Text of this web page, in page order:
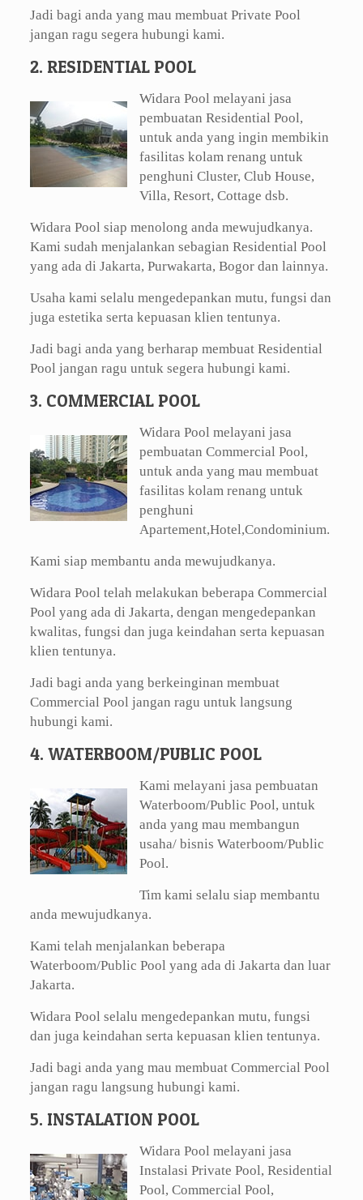
Jadi bagi anda yang mau membuat Private Pool
jangan ragu segera hubungi kami.
2. RESIDENTIAL POOL
Widara Pool melayani jasa
pembuatan Residential Pool,
untuk anda yang ingin membikin
fasilitas kolam renang untuk
penghuni Cluster, Club House,
Villa, Resort, Cottage dsb.
Widara Pool siap menolong anda mewujudkanya.
Kami sudah menjalankan sebagian Residential Pool
yang ada di Jakarta, Purwakarta, Bogor dan lainnya.
Usaha kami selalu mengedepankan mutu, fungsi dan
juga estetika serta kepuasan klien tentunya.
Jadi bagi anda yang berharap membuat Residential
Pool jangan ragu untuk segera hubungi kami.
3. COMMERCIAL POOL
Widara Pool melayani jasa
pembuatan Commercial Pool,
untuk anda yang mau membuat
fasilitas kolam renang untuk
penghuni
Apartement,Hotel,Condominium.
Kami siap membantu anda mewujudkanya.
Widara Pool telah melakukan beberapa Commercial
Pool yang ada di Jakarta, dengan mengedepankan
kwalitas, fungsi dan juga keindahan serta kepuasan
klien tentunya.
Jadi bagi anda yang berkeinginan membuat
Commercial Pool jangan ragu untuk langsung
hubungi kami.
4. WATERBOOM/PUBLIC POOL
Kami melayani jasa pembuatan
Waterboom/Public Pool, untuk
anda yang mau membangun
usaha/ bisnis Waterboom/Public
Pool.
Tim kami selalu siap membantu
anda mewujudkanya.
Kami telah menjalankan beberapa
Waterboom/Public Pool yang ada di Jakarta dan luar
Jakarta.
Widara Pool selalu mengedepankan mutu, fungsi
dan juga keindahan serta kepuasan klien tentunya.
Jadi bagi anda yang mau membuat Commercial Pool
jangan ragu langsung hubungi kami.
5. INSTALATION POOL
Widara Pool melayani jasa
Instalasi Private Pool, Residential
Pool, Commercial Pool,